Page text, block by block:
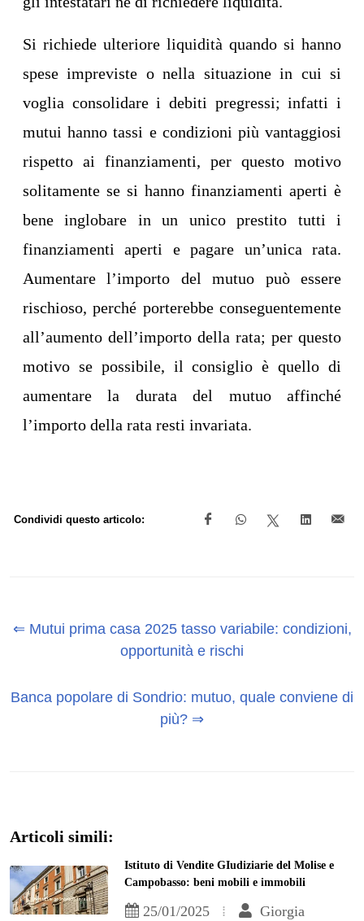
Si richiede ulteriore liquidità quando si hanno
spese impreviste o nella situazione in cui si
voglia consolidare i debiti pregressi; infatti i
mutui hanno tassi e condizioni più vantaggiosi
rispetto ai finanziamenti, per questo motivo
solitamente se si hanno finanziamenti aperti è
bene inglobare in un unico prestito tutti i
finanziamenti aperti e pagare un’unica rata.
Aumentare l’importo del mutuo può essere
rischioso, perché porterebbe conseguentemente
all’aumento dell’importo della rata; per questo
motivo se possibile, il consiglio è quello di
aumentare la durata del mutuo affinché
l’importo della rata resti invariata.
Condividi questo articolo:
⇐ Mutui prima casa 2025 tasso variabile: condizioni,
opportunità e rischi
Banca popolare di Sondrio: mutuo, quale conviene di
più? ⇒
Articoli simili:
Istituto di Vendite GIudiziarie del Molise e
Campobasso: beni mobili e immobili
25/01/2025 Giorgia